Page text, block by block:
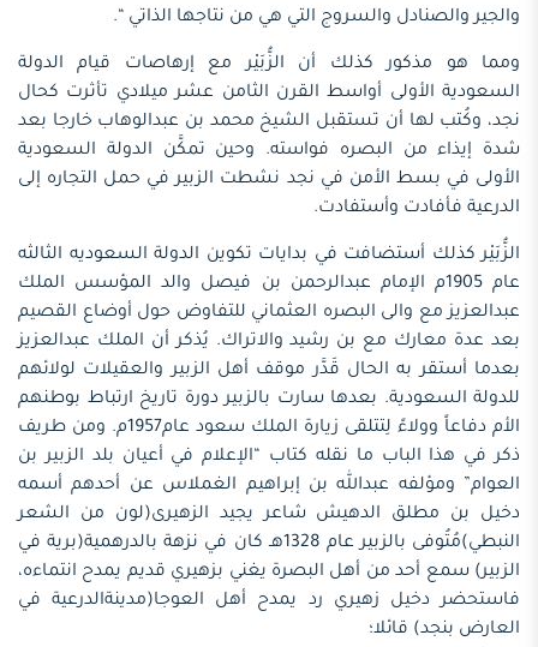
والجير والصنادل والسروج التي هي من نتاجها الذاتي “.
ومما هو مذكور كذلك أن الزُّبَيْر مع إرهاصات قيام الدولة
السعودية الأولى أواسط القرن الثامن عشر ميلادي تأثرت كحال
نجد، وكُتب لها أن تستقبل الشيخ محمد بن عبدالوهاب خارجا بعد
شدة إيذاء من البصره فواسته. وحين تمكَّن الدولة السعودية
الأولى في بسط الأمن في نجد نشطت الزبير في حمل التجاره إلى
الدرعية فأفادت وأستفادت.
الزُّبَيْر كذلك أستضافت في بدايات تكوين الدولة السعوديه الثالثه
عام 1905م الإمام عبدالرحمن بن فيصل والد المؤسس الملك
عبدالعزيز مع والى البصره العثماني للتفاوض حول أوضاع القصيم
بعد عدة معارك مع بن رشيد والاتراك. يُذكر أن الملك عبدالعزيز
بعدما أستقر به الحال قَدَّر موقف أهل الزبير والعقيلات لولائهم
للدولة السعودية. بعدها سارت بالزبير دورة تاريخ ارتباط بوطنهم
الأم دفاعاً وولاءً لِتتلقى زيارة الملك سعود عام1957م. ومن طريف
ذكر في هذا الباب ما نقله كتاب “الإعلام في أعيان بلد الزبير بن
العوام” ومؤلفه عبدالله بن إبراهيم الغملاس عن أحدهم أسمه
دخيل بن مطلق الدهيش شاعر يجيد الزهيرى(لون من الشعر
النبطي)مُتُوفى بالزبير عام 1328هـ كان في نزهة بالدرهمية(برية في
الزبير) سمع أحد من أهل البصرة يغني بزهيري قديم يمدح انتماءه،
فاستحضر دخيل زهيري رد يمدح أهل العوجا(مدينةالدرعية في
العارض بنجد) قائلا؛